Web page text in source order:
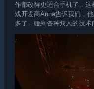
作都改得更适合手机了，
戏开发商Anna告诉我们，
多了，碰到各种烦人的技术